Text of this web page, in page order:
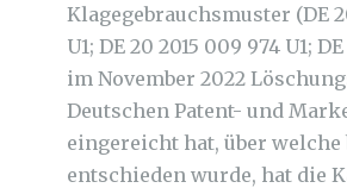
Klagegebrauchsmuster (DE
U1; DE 20 2015 009 974 U1;
im November 2022
Deutschen Patent- und
eingereicht hat, über
entschieden wurde, hat die